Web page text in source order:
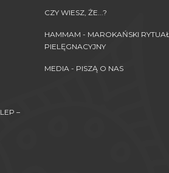
–
CZY WIESZ, ŻE...?
HAMMAM - MAROKAŃSKI RYTUAŁ
PIELĘGNACYJNY
MEDIA - PISZĄ O NAS